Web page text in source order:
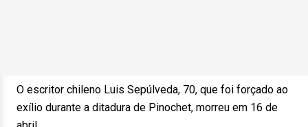
O escritor chileno Luis Sepúlveda, 70, que foi forçado ao
exílio durante a ditadura de Pinochet, morreu em 16 de